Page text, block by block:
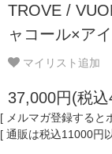
TROVE /
ャコール×ア
マイリスト追加
37,000円(税
[ メルマガ登録すると
[ 通販は税込11000円